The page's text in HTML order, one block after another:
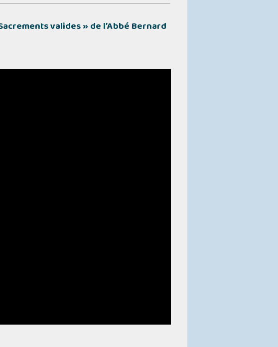
valides »de l’Abbé Bernard